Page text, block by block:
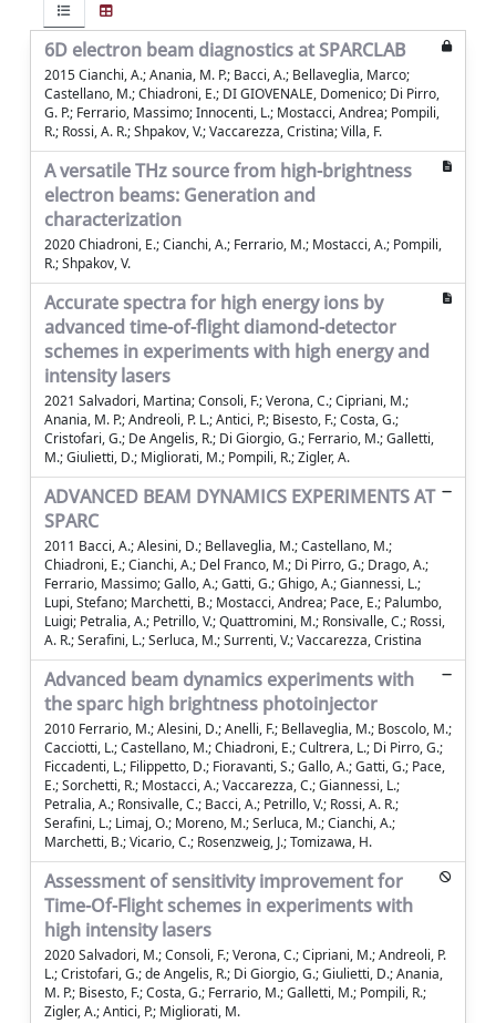
6D electron beam diagnostics at SPARCLAB
2015 Cianchi, A.; Anania, M. P.; Bacci, A.; Bellaveglia, Marco;
Castellano, M.; Chiadroni, E.; DI GIOVENALE, Domenico; Di Pirro,
G. P.; Ferrario, Massimo; Innocenti, L.; Mostacci, Andrea; Pompili,
R.; Rossi, A. R.; Shpakov, V.; Vaccarezza, Cristina; Villa, F.
A versatile THz source from high-brightness
electron beams: Generation and
characterization
2020 Chiadroni, E.; Cianchi, A.; Ferrario, M.; Mostacci, A.; Pompili,
R.; Shpakov, V.
Accurate spectra for high energy ions by
advanced time-of-flight diamond-detector
schemes in experiments with high energy and
intensity lasers
2021 Salvadori, Martina; Consoli, F.; Verona, C.; Cipriani, M.;
Anania, M. P.; Andreoli, P. L.; Antici, P.; Bisesto, F.; Costa, G.;
Cristofari, G.; De Angelis, R.; Di Giorgio, G.; Ferrario, M.; Galletti,
M.; Giulietti, D.; Migliorati, M.; Pompili, R.; Zigler, A.
ADVANCED BEAM DYNAMICS EXPERIMENTS AT
SPARC
2011 Bacci, A.; Alesini, D.; Bellaveglia, M.; Castellano, M.;
Chiadroni, E.; Cianchi, A.; Del Franco, M.; Di Pirro, G.; Drago, A.;
Ferrario, Massimo; Gallo, A.; Gatti, G.; Ghigo, A.; Giannessi, L.;
Lupi, Stefano; Marchetti, B.; Mostacci, Andrea; Pace, E.; Palumbo,
Luigi; Petralia, A.; Petrillo, V.; Quattromini, M.; Ronsivalle, C.; Rossi,
A. R.; Serafini, L.; Serluca, M.; Surrenti, V.; Vaccarezza, Cristina
Advanced beam dynamics experiments with
the sparc high brightness photoinjector
2010 Ferrario, M.; Alesini, D.; Anelli, F.; Bellaveglia, M.; Boscolo, M.;
Cacciotti, L.; Castellano, M.; Chiadroni, E.; Cultrera, L.; Di Pirro, G.;
Ficcadenti, L.; Filippetto, D.; Fioravanti, S.; Gallo, A.; Gatti, G.; Pace,
E.; Sorchetti, R.; Mostacci, A.; Vaccarezza, C.; Giannessi, L.;
Petralia, A.; Ronsivalle, C.; Bacci, A.; Petrillo, V.; Rossi, A. R.;
Serafini, L.; Limaj, O.; Moreno, M.; Serluca, M.; Cianchi, A.;
Marchetti, B.; Vicario, C.; Rosenzweig, J.; Tomizawa, H.
Assessment of sensitivity improvement for
Time-Of-Flight schemes in experiments with
high intensity lasers
2020 Salvadori, M.; Consoli, F.; Verona, C.; Cipriani, M.; Andreoli, P.
L.; Cristofari, G.; de Angelis, R.; Di Giorgio, G.; Giulietti, D.; Anania,
M. P.; Bisesto, F.; Costa, G.; Ferrario, M.; Galletti, M.; Pompili, R.;
Zigler, A.; Antici, P.; Migliorati, M.